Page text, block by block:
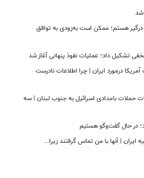
شد
درگیر هستم؛ ممکن است به‌زودی به توافق
تشکیل داد؛ عملیات نفوذ پنهانی آغاز شد
درمورد ایران | چرا اطلاعات نادرست
حملات بامدادی اسرائیل به جنوب لبنان | سه
در حال گفت‌وگو هستیم
| آنها با من تماس گرفتند زیرا...